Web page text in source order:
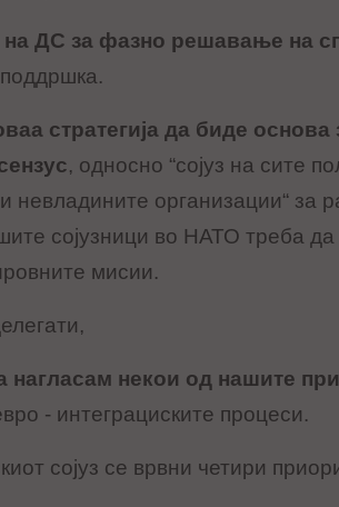
на ДС за фазно решавање на
стратегија да биде
, односно “сојуз на сите
и невладините организации“ за
сојузници во НАТО треба да
мисии.
нагласам некои од нашите
- интеграциските процеси.
сојуз се врвни четири